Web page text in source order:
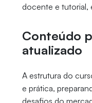
docente e tutorial,
Conteúdo
atualizado
A estrutura do
e prática,